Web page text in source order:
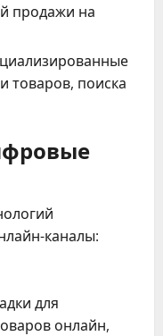
продажи на
товаров, поиска
каналы:
для
онлайн,